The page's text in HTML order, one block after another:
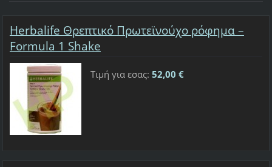
Herbalife Θρεπτικό Πρωτεϊνούχο ρόφημα –
Formula 1 Shake
Τιμή για εσας: 52,00 €